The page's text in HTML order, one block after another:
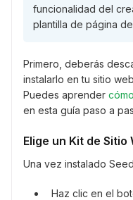
funcionalidad del
plantilla de página
Primero, deberás
instalarlo en tu sitio
Puedes aprender
en esta guía paso a
Elige un Kit de Sitio
Una vez instalado
Haz clic en el